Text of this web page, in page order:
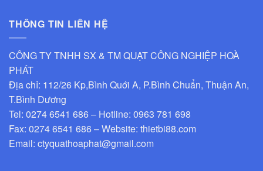
THÔNG TIN LIÊN HỆ
CÔNG TY TNHH SX & TM QUẠT CÔNG NGHIỆP HOÀ
PHÁT
Địa chỉ: 112/26 Kp,Bình Quới A, P.Bình Chuẩn, Thuận An,
T.Bình Dương
Tel: 0274 6541 686 – Hotline: 0963 781 698
Fax: 0274 6541 686 – Website: thietbi88.com
Email: ctyquathoaphat@gmail.com